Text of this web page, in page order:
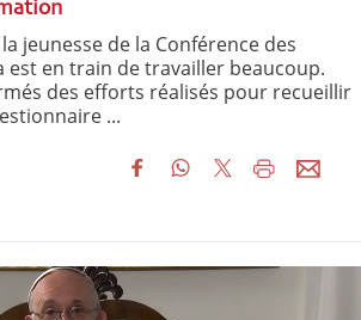
jeunesse de la Conférence des
est en train de travailler beaucoup.
des efforts réalisés pour recueillir
...